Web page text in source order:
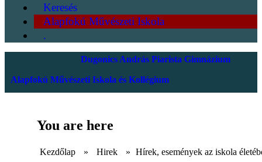
Keresés
Alapfokú Művészeti Iskola
.
Dugonics András Piarista Gimnázium
Alapfokú Művészeti Iskola és Kollégium
You are here
Kezdőlap » Hirek » Hírek, események az iskola